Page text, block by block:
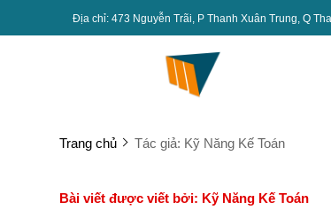
Địa chỉ: 473 Nguyễn Trãi, P Thanh Xuân Trung, Q
Trang chủ Tác giả: Kỹ Năng Kế Toán
Bài viết được viết bởi: Kỹ Năng Kế Toán